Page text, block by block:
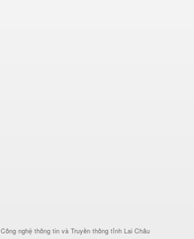
nghệ thông tin và Truyền thông tỉnh Lai Châu